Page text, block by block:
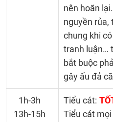
nên hoãn
nguyền rủa,
chung khi
tranh luận…
bắt buộc
gây ẩu đả
1h-3h
13h-15h
Tiểu cát:
Tiểu cát